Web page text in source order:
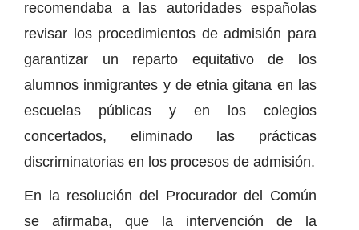
recomendaba a las autoridades españolas
revisar los procedimientos de admisión para
garantizar un reparto equitativo de los
alumnos inmigrantes y de etnia gitana en las
escuelas públicas y en los colegios
concertados, eliminado las prácticas
discriminatorias en los procesos de admisión.
En la resolución del Procurador del Común
se afirmaba, que la intervención de la